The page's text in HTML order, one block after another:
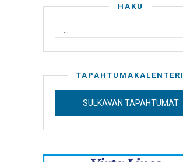
HAKU
TAPAHTUMAKALENTERI
SULKAVAN TAPAHTUMAT